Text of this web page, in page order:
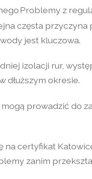
Problemy z
częsta
jest kluczowa.
izolacji rur,
dłuższym okresie.
prowadzić do
na certyfikat
zanim